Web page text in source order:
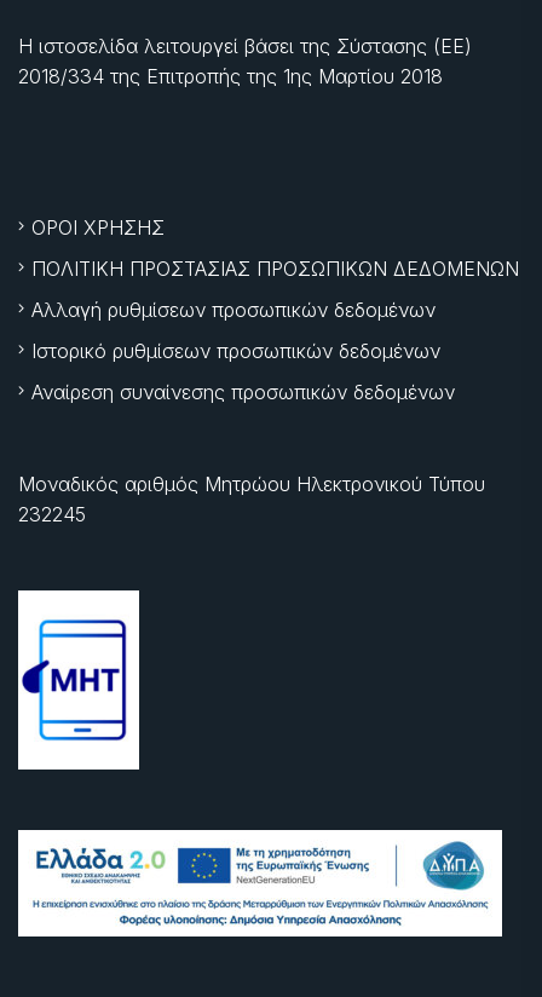
Η ιστοσελίδα λειτουργεί βάσει της Σύστασης (ΕΕ)
2018/334 της Επιτροπής της 1ης Μαρτίου 2018
ΟΡΟΙ ΧΡΗΣΗΣ
ΠΟΛΙΤΙΚΗ ΠΡΟΣΤΑΣΙΑΣ ΠΡΟΣΩΠΙΚΩΝ ΔΕΔΟΜΕΝΩΝ
Αλλαγή ρυθμίσεων προσωπικών δεδομένων
Ιστορικό ρυθμίσεων προσωπικών δεδομένων
Αναίρεση συναίνεσης προσωπικών δεδομένων
Μοναδικός αριθμός Μητρώου Ηλεκτρονικού Τύπου
232245